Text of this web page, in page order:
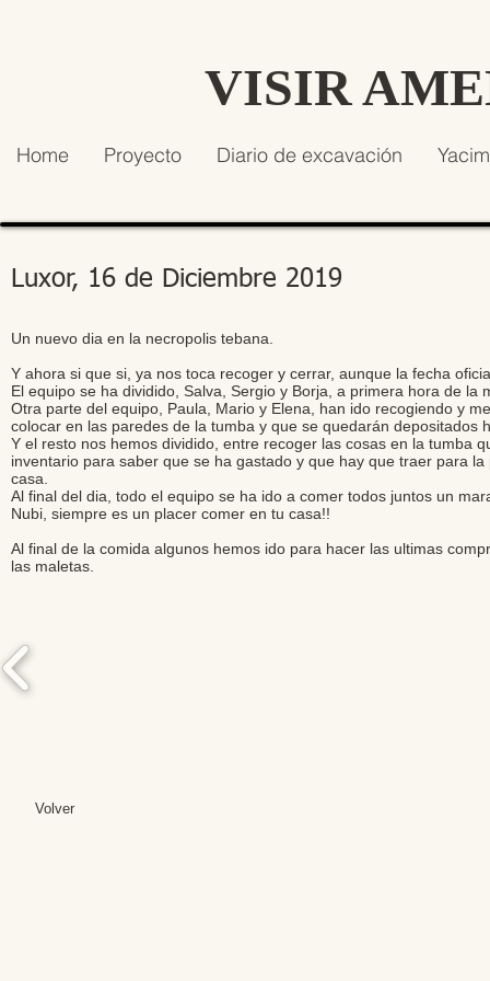
VISIR
Home Proyecto Diario de excavación
Luxor, 16 de Diciembre 2019
Un nuevo dia en la necropolis tebana.
Y ahora si que si, ya nos toca recoger y cerrar, aunque la fecha
El equipo se ha dividido, Salva, Sergio y Borja, a primera hora de
Otra parte del equipo, Paula, Mario y Elena, han ido recogiendo y
colocar en las paredes de la tumba y que se quedarán depositados
Y el resto nos hemos dividido, entre recoger las cosas en la tumba
inventario para saber que se ha gastado y que hay que traer para
casa.
Al final del dia, todo el equipo se ha ido a comer todos juntos un
Nubi, siempre es un placer comer en tu casa!!
Al final de la comida algunos hemos ido para hacer las ultimas
las maletas.
Volver